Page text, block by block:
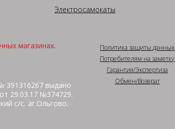
Электросамокаты
магазинах.
391316267 выдано
29.03.17 №374729.
с/с, аг.Ольгово,
Политика защиты данных
Потребителям на заметку
Гарантия/Экспертиза
Обмен/Возврат